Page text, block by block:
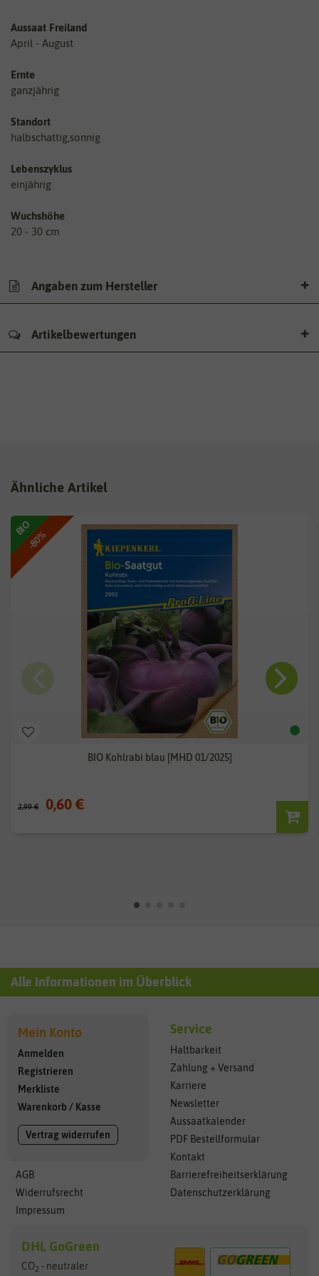
Aussaat Freiland
April - August
Ernte
ganzjährig
Standort
halbschattig,sonnig
Lebenszyklus
einjährig
Wuchshöhe
20 - 30 cm
Angaben zum Hersteller
Artikelbewertungen
Ähnliche Artikel
-80%
BIO
BIO Kohlrabi blau [MHD 01/2025]
2,99 € 0,60 €
Alle Informationen im Überblick
Mein Konto
Anmelden
Registrieren
Merkliste
Warenkorb / Kasse
Vertrag widerrufen
AGB
Widerrufsrecht
Impressum
Service
Haltbarkeit
Zahlung + Versand
Karriere
Newsletter
Aussaatkalender
PDF Bestellformular
Kontakt
Barrierefreiheitserklärung
Datenschutzerklärung
DHL GoGreen
CO2 - neutraler